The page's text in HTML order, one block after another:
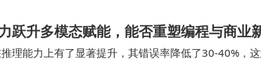
始书写千人千面的生活诗篇。"这场始于广州
跃升多模态赋能，能否重塑编程与商业
理能力上有了显著提升，其错误率降低了30-40%，
得它成为开发人员的重要工具，尤其是在网络安全工